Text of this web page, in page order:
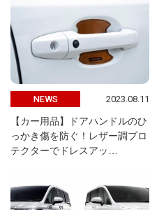
NEWS 2023.08.11
【カー用品】ドアハンドルのひ
っかき傷を防ぐ！レザー調プロ
テクターでドレスアッ…